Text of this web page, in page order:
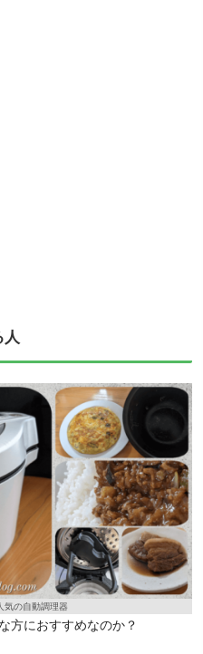
人
気の自動調理器
方におすすめなのか？